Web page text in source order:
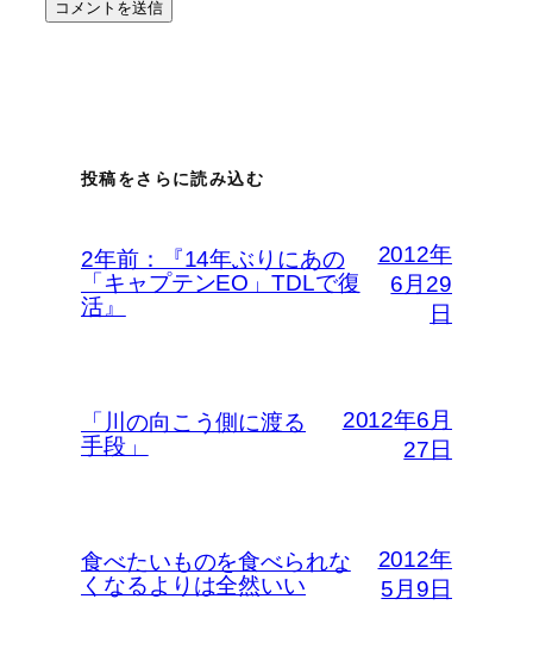
投稿をさらに読み込む
2年前：『14年ぶりにあの
「キャプテンEO」TDLで復
活』
2012年
6月29
日
「川の向こう側に渡る
手段」
2012年6月
27日
食べたいものを食べられな
くなるよりは全然いい
2012年
5月9日